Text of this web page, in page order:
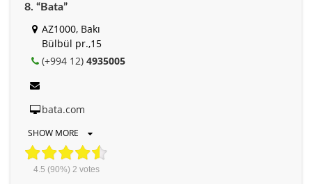
8. “Bata”
AZ1000, Bakı
Bülbül pr.,15
(+994 12) 4935005
bata.com
SHOW MORE
4.5 (90%) 2 votes